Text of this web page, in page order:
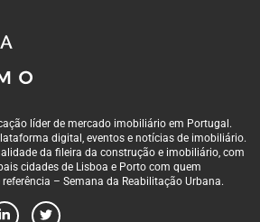
líder de mercado imobiliário em Portugal.
digital, eventos e notícias de imobiliário.
da fileira da construção e imobiliário, com
cidades de Lisboa e Porto com quem
– Semana da Reabilitação Urbana.